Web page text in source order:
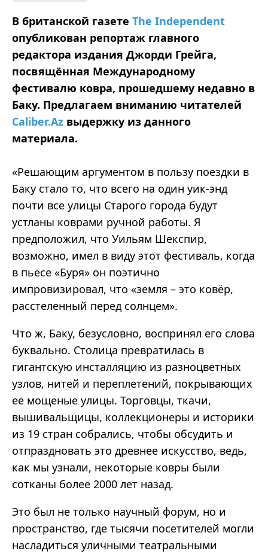
В британской газете The Independent
опубликован репортаж главного
редактора издания Джорди Грейга,
посвящённая Международному
фестивалю ковра, прошедшему недавно в
Баку. Предлагаем вниманию читателей
Caliber.Az выдержку из данного
материала.
«Решающим аргументом в пользу поездки в
Баку стало то, что всего на один уик-энд
почти все улицы Старого города будут
устланы коврами ручной работы. Я
предположил, что Уильям Шекспир,
возможно, имел в виду этот фестиваль, когда
в пьесе «Буря» он поэтично
импровизировал, что «земля – это ковёр,
расстеленный перед солнцем».
Что ж, Баку, безусловно, воспринял его слова
буквально. Столица превратилась в
гигантскую инсталляцию из разноцветных
узлов, нитей и переплетений, покрывающих
её мощеные улицы. Торговцы, ткачи,
вышивальщицы, коллекционеры и историки
из 19 стран собрались, чтобы обсудить и
отпраздновать это древнее искусство, ведь,
как мы узнали, некоторые ковры были
сотканы более 2000 лет назад.
Это был не только научный форум, но и
пространство, где тысячи посетителей могли
насладиться уличными театральными